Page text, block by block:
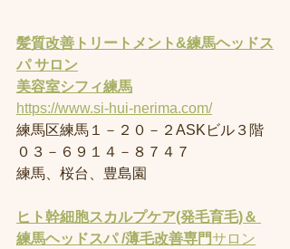
髪質改善トリートメント&練馬ヘッドス
パ サロン
美容室シフィ練馬
https://www.si-hui-nerima.com/
練馬区練馬１－２０－２ASKビル３階
０３－６９１４－８７４７
練馬、桜台、豊島園
ヒト幹細胞スカルプケア(発毛育毛)＆
練馬ヘッドスパ /薄毛改善専門サロン